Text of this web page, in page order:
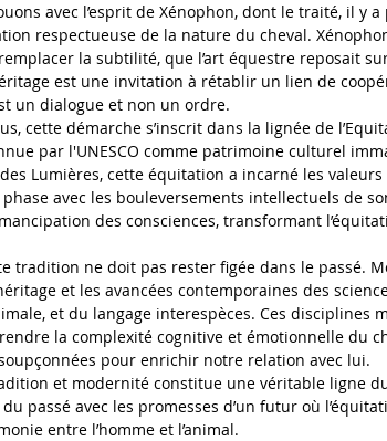
avec l’esprit de Xénophon, dont le traité, il y
respectueuse de la nature du cheval.
la subtilité, que l’art équestre reposait
est une invitation à rétablir un lien de
un dialogue et non un ordre.
cette démarche s’inscrit dans la lignée de
par l'UNESCO comme patrimoine culturel
Lumières, cette équitation a incarné les valeurs
avec les bouleversements intellectuels de
des consciences, transformant
tradition ne doit pas rester figée dans le passé.
et les avancées contemporaines des
et du langage interespèces. Ces disciplines
la complexité cognitive et émotionnelle du
pour enrichir notre relation avec lui.
et modernité constitue une véritable ligne
passé avec les promesses d’un futur où
entre l’homme et l’animal.